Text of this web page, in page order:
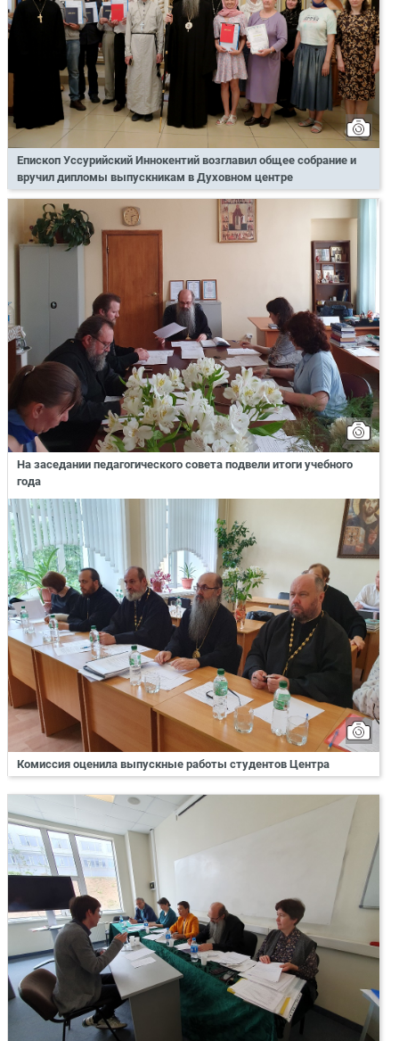
Епископ Уссурийский Иннокентий возглавил общее собрание и
вручил дипломы выпускникам в Духовном центре
На заседании педагогического совета подвели итоги учебного
года
Комиссия оценила выпускные работы студентов Центра